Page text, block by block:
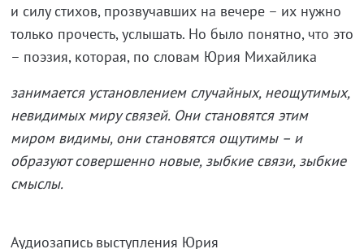
и силу стихов, прозвучавших на вечере – их нужно
только прочесть, услышать. Но было понятно, что это
– поэзия, которая, по словам Юрия Михайлика
занимается установлением случайных, неощутимых,
невидимых миру связей. Они становятся этим
миром видимы, они становятся ощутимы – и
образуют совершенно новые, зыбкие связи, зыбкие
смыслы.
Аудиозапись выступления Юрия